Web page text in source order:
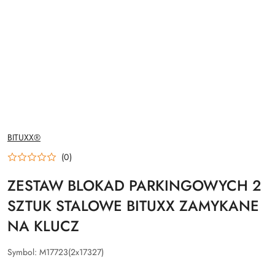
NAZWA
PRODUCENTA:
BITUXX®
(0)
ZESTAW BLOKAD PARKINGOWYCH 2
SZTUK STALOWE BITUXX ZAMYKANE
NA KLUCZ
Symbol: M17723(2x17327)